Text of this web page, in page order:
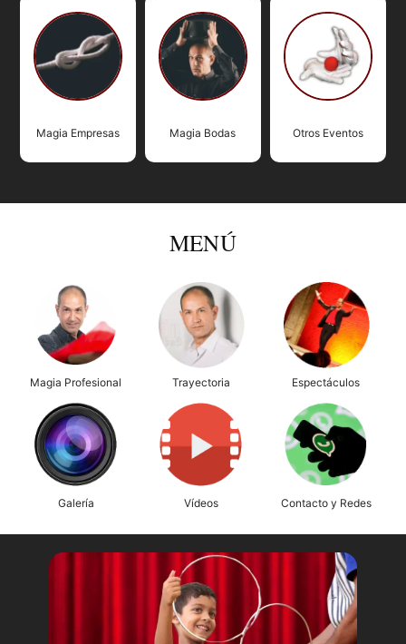
Magia Empresas Magia Bodas Otros Eventos
MENÚ
Magia Profesional Trayectoria Espectáculos
Galería Vídeos Contacto y Redes